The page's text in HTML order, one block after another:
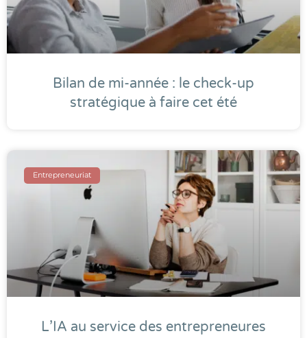
Bilan de mi-année : le check-up
stratégique à faire cet été
Entrepreneuriat
L’IA au service des entrepreneures